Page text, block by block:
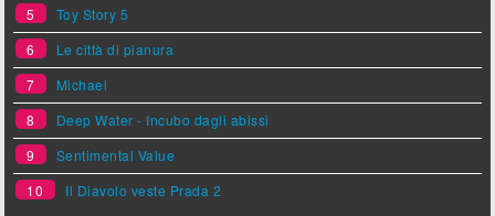
5
Toy Story 5
6
Le città di pianura
7
Michael
8
Deep Water - Incubo dagli abissi
9
Sentimental Value
10
Il Diavolo veste Prada 2